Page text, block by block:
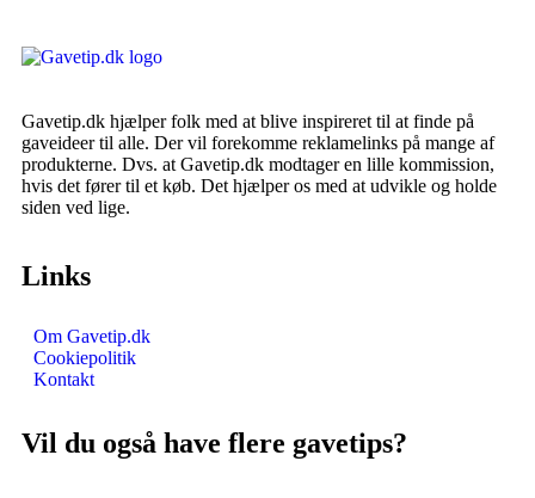
Gavetip.dk hjælper folk med at blive inspireret til at finde på
gaveideer til alle. Der vil forekomme reklamelinks på mange af
produkterne. Dvs. at Gavetip.dk modtager en lille kommission,
hvis det fører til et køb. Det hjælper os med at udvikle og holde
siden ved lige.
Links
Om Gavetip.dk
Cookiepolitik
Kontakt
Vil du også have flere gavetips?